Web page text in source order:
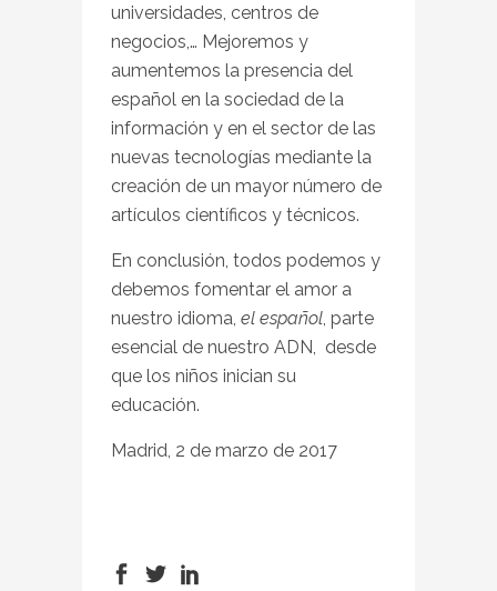
universidades, centros de
negocios,… Mejoremos y
aumentemos la presencia del
español en la sociedad de la
información y en el sector de las
nuevas tecnologías mediante la
creación de un mayor número de
artículos científicos y técnicos.
En conclusión, todos podemos y
debemos fomentar el amor a
nuestro idioma, el español , parte
esencial de nuestro ADN, desde
que los niños inician su
educación.
Madrid, 2 de marzo de 2017